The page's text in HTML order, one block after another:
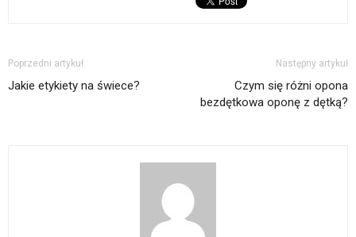
Poprzedni artykuł
Jakie etykiety na świece?
Następny artykuł
Czym się różni opona
bezdętkowa oponę z dętką?